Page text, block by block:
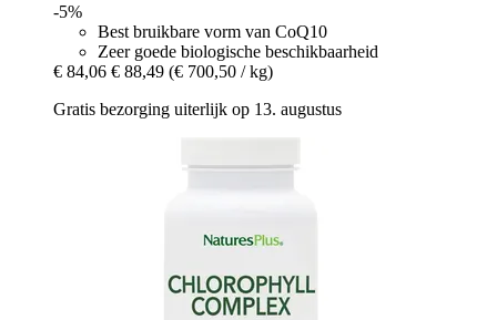
-5%
Best bruikbare vorm van CoQ10
Zeer goede biologische beschikbaarheid
€ 84,06 € 88,49 (€ 700,50 / kg)
Gratis bezorging uiterlijk op 13. augustus